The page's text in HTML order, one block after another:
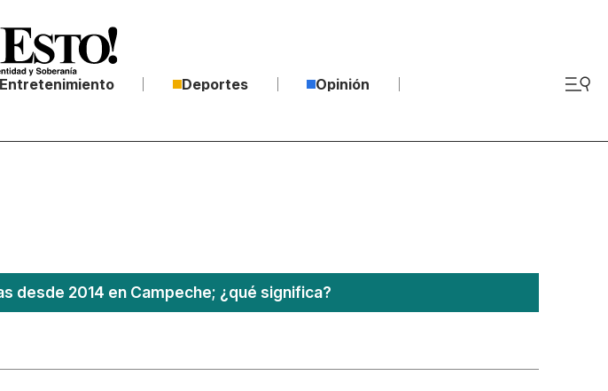
Deportes Opinión
desde 2014 en Campeche; ¿qué significa?